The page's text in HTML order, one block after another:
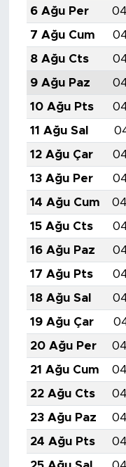
6 Ağu Per
7 Ağu Cum
8 Ağu Cts
9 Ağu Paz
10 Ağu Pts
11 Ağu Sal
12 Ağu Çar
13 Ağu Per
14 Ağu Cum
15 Ağu Cts
16 Ağu Paz
17 Ağu Pts
18 Ağu Sal
19 Ağu Çar
20 Ağu Per
21 Ağu Cum
22 Ağu Cts
23 Ağu Paz
24 Ağu Pts